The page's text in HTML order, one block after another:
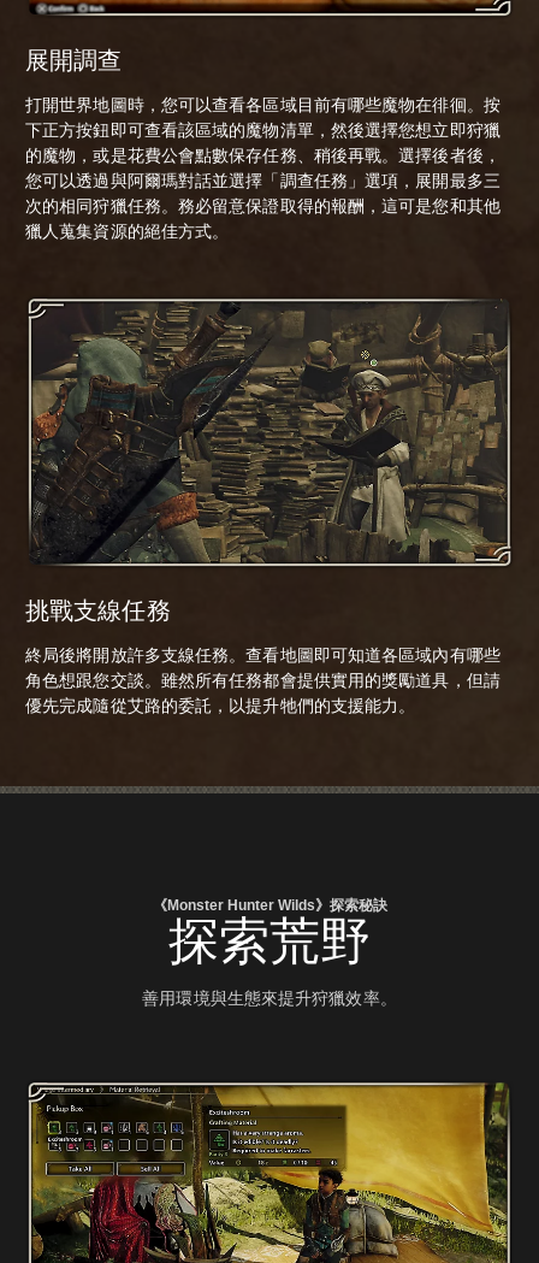
展開調查
打開世界地圖時，您可以查看各區域目前有哪些魔物在徘徊。按
下正方按鈕即可查看該區域的魔物清單，然後選擇您想立即狩獵
的魔物，或是花費公會點數保存任務、稍後再戰。選擇後者後，
您可以透過與阿爾瑪對話並選擇「調查任務」選項，展開最多三
次的相同狩獵任務。務必留意保證取得的報酬，這可是您和其他
獵人蒐集資源的絕佳方式。
挑戰支線任務
終局後將開放許多支線任務。查看地圖即可知道各區域內有哪些
角色想跟您交談。雖然所有任務都會提供實用的獎勵道具，但請
優先完成隨從艾路的委託，以提升牠們的支援能力。
《Monster Hunter Wilds》探索秘訣
探索荒野
善用環境與生態來提升狩獵效率。